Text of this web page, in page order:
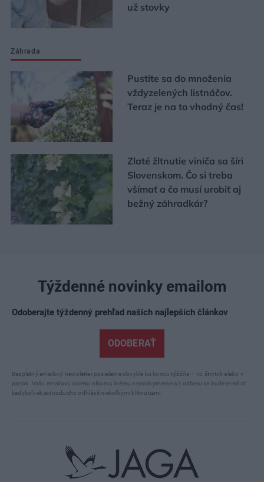
už stovky
Záhrada
Pustite sa do množenia
vždyzelených listnáčov.
Teraz je na to vhodný čas!
Zlaté žltnutie viniča sa šíri
Slovenskom. Čo si treba
všímať a čo musí urobiť aj
bežný záhradkár?
Týždenné novinky emailom
Odoberajte týždenný prehľad našich najlepších článkov
ODOBERAŤ
Bezplatný emailový newsletter posielame obvykle ku koncu týždňa – vo štvrtok alebo v
piatok. Vašu emailovú adresu nikomu inému neposkytneme a z odberu sa budete môcť
kedykoľvek jednoducho odhlásiť niekoľkými kliknutiami.